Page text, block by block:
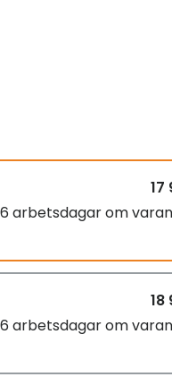
17
arbetsdagar om
18
arbetsdagar om